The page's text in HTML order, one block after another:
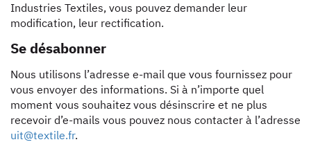
Industries Textiles, vous pouvez demander leur
modification, leur rectification.
Se désabonner
Nous utilisons l’adresse e-mail que vous fournissez pour
vous envoyer des informations. Si à n’importe quel
moment vous souhaitez vous désinscrire et ne plus
recevoir d’e-mails vous pouvez nous contacter à l’adresse
uit@textile.fr.